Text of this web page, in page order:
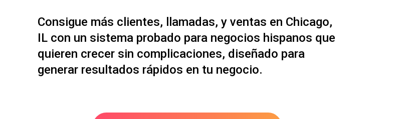
Consigue más clientes, llamadas, y ventas en Chicago,
IL con un sistema probado para negocios hispanos que
quieren crecer sin complicaciones, diseñado para
generar resultados rápidos en tu negocio.